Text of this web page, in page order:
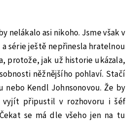
nelákalo asi nikoho. Jsme však v
série ještě nepřinesla hratelnou
protože, jak už historie ukázala,
něžnějšího pohlaví. Stačí
nebo Kendl Johnsonovou. Že by
připustil v rozhovoru i šéf
se má dle všeho jen na tu